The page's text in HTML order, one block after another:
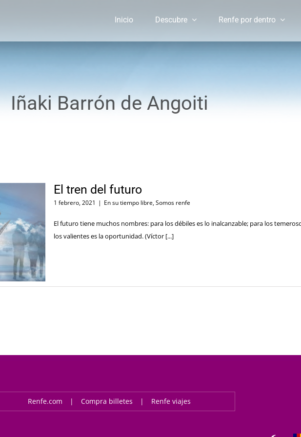
Inicio Descubre Renfe por dentro
Iñaki Barrón de Angoiti
El tren del futuro
1 febrero, 2021 | En su tiempo libre,Somos renfe
El futuro tiene muchos nombres: para los débiles es lo inalcanzable; para los
los valientes es la oportunidad. (Víctor [...]
Renfe.com Compra billetes Renfe viajes